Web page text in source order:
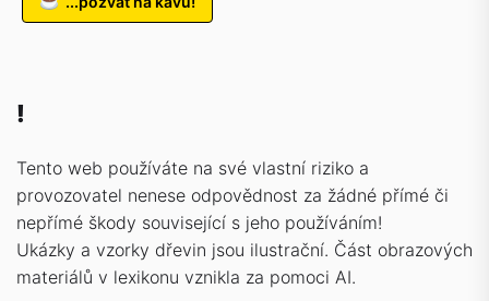
!
Tento web používáte na své vlastní riziko a
provozovatel nenese odpovědnost za žádné přímé či
nepřímé škody související s jeho používáním!
Ukázky a vzorky dřevin jsou ilustrační. Část obrazových
materiálů v lexikonu vznikla za pomoci AI.